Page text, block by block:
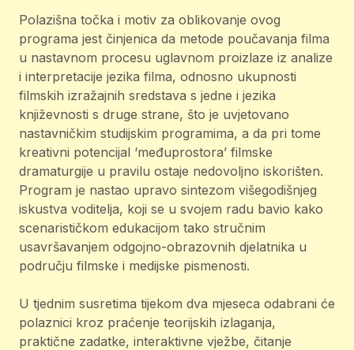
Polazišna točka i motiv za oblikovanje ovog
programa jest činjenica da metode poučavanja filma
u nastavnom procesu uglavnom proizlaze iz analize
i interpretacije jezika filma, odnosno ukupnosti
filmskih izražajnih sredstava s jedne i jezika
književnosti s druge strane, što je uvjetovano
nastavničkim studijskim programima, a da pri tome
kreativni potencijal ‘međuprostora’ filmske
dramaturgije u pravilu ostaje nedovoljno iskorišten.
Program je nastao upravo sintezom višegodišnjeg
iskustva voditelja, koji se u svojem radu bavio kako
scenarističkom edukacijom tako stručnim
usavršavanjem odgojno-obrazovnih djelatnika u
području filmske i medijske pismenosti.
U tjednim susretima tijekom dva mjeseca odabrani će
polaznici kroz praćenje teorijskih izlaganja,
praktične zadatke, interaktivne vježbe, čitanje